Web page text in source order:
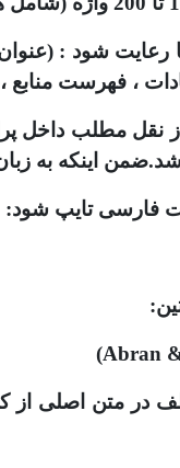
رعایت شود :
، فهرست
از نقل مطلب
اینکه به
فارسی تایپ شود:
متن اصلی از